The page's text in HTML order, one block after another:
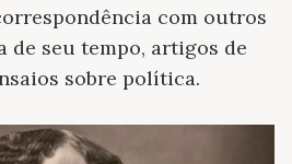
com outros
de seu tempo, artigos de
sobre política.